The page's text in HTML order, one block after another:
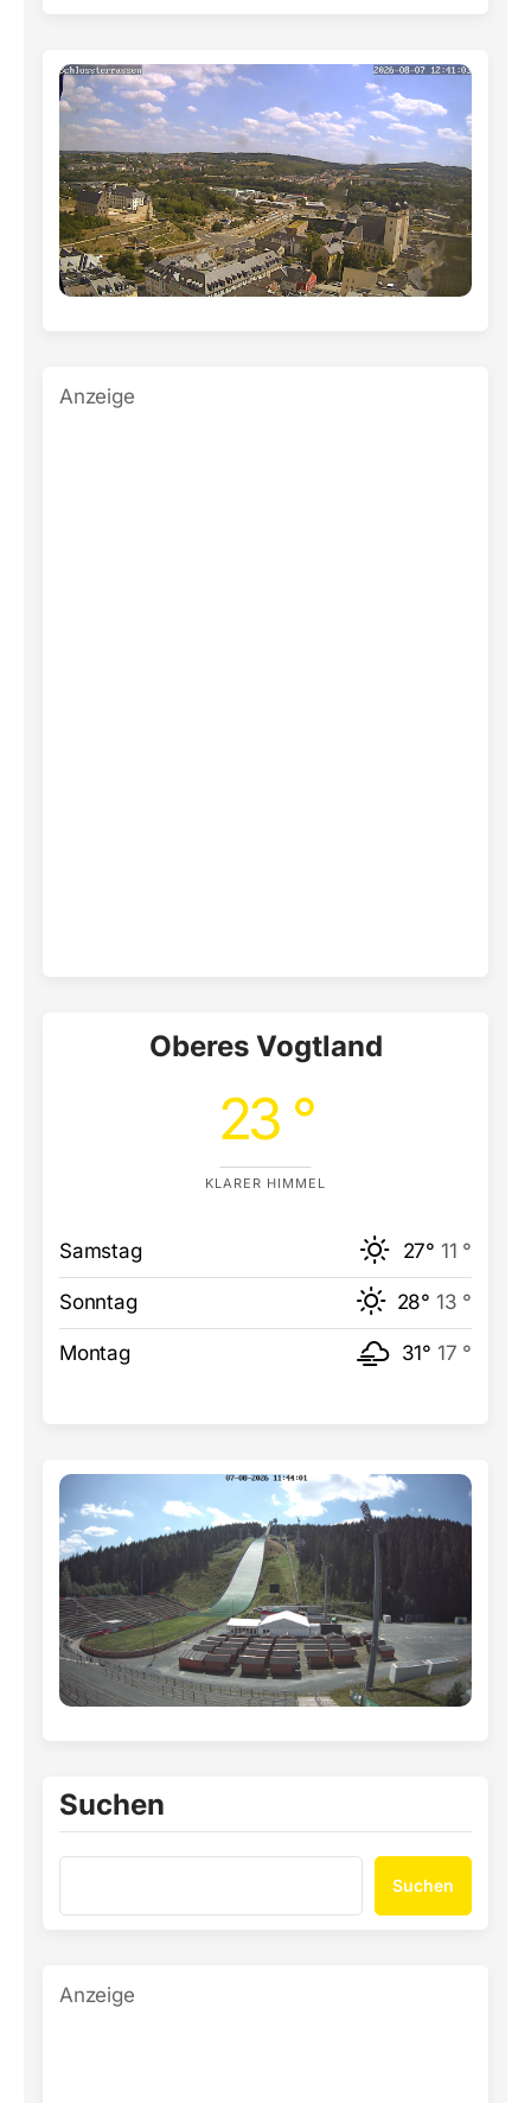
Anzeige
Oberes Vogtland
23 °
KLARER HIMMEL
Samstag 27° 11 °
Sonntag 28° 13 °
Montag 31° 17 °
Suchen
Suchen
Anzeige